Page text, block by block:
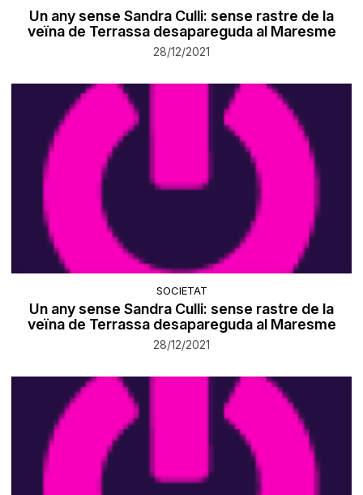
Un any sense Sandra Culli: sense rastre de la
veïna de Terrassa desapareguda al Maresme
28/12/2021
SOCIETAT
Un any sense Sandra Culli: sense rastre de la
veïna de Terrassa desapareguda al Maresme
28/12/2021